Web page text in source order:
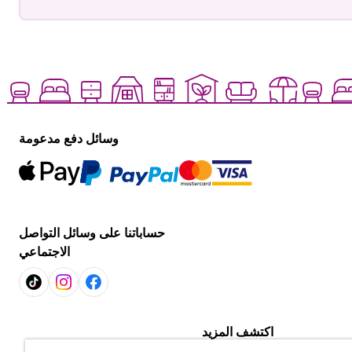
وسائل دفع مدعومة
حساباتنا على وسائل التواصل
الاجتماعي
اكتشف المزيد